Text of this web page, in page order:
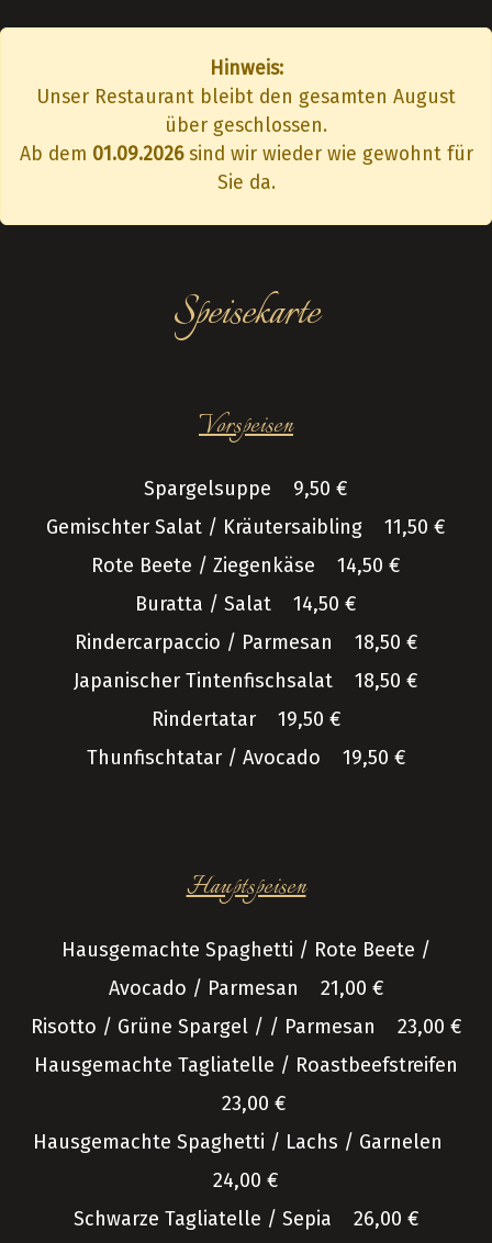
Hinweis:
Unser Restaurant bleibt den gesamten August
über geschlossen.
Ab dem 01.09.2026sind wir wieder wie gewohnt für
Sie da.
Speisekarte
Vorspeisen
Spargelsuppe 9,50 €
Gemischter Salat / Kräutersaibling 11,50 €
Rote Beete / Ziegenkäse 14,50 €
Buratta / Salat 14,50 €
Rindercarpaccio / Parmesan 18,50 €
Japanischer Tintenfischsalat 18,50 €
Rindertatar 19,50 €
Thunfischtatar / Avocado 19,50 €
Hauptspeisen
Hausgemachte Spaghetti / Rote Beete /
Avocado / Parmesan 21,00 €
Risotto / Grüne Spargel / / Parmesan 23,00 €
Hausgemachte Tagliatelle / Roastbeefstreifen
23,00 €
Hausgemachte Spaghetti / Lachs / Garnelen
24,00 €
Schwarze Tagliatelle / Sepia 26,00 €